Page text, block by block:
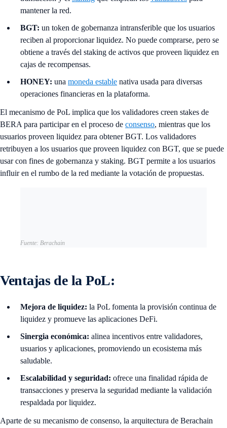
mantener la red.
BGT: un token de gobernanza intransferible que los usuarios
reciben al proporcionar liquidez. No puede comprarse, pero se
obtiene a través del staking de activos que proveen liquidez en
cajas de recompensas.
HONEY: una moneda estable nativa usada para diversas
operaciones financieras en la plataforma.
El mecanismo de PoL implica que los validadores creen stakes de
BERA para participar en el proceso de consenso, mientras que los
usuarios proveen liquidez para obtener BGT. Los validadores
retribuyen a los usuarios que proveen liquidez con BGT, que se puede
usar con fines de gobernanza y staking. BGT permite a los usuarios
influir en el rumbo de la red mediante la votación de propuestas.
Fuente: Berachain
Ventajas de la PoL:
Mejora de liquidez: la PoL fomenta la provisión continua de
liquidez y promueve las aplicaciones DeFi.
Sinergia económica: alinea incentivos entre validadores,
usuarios y aplicaciones, promoviendo un ecosistema más
saludable.
Escalabilidad y seguridad: ofrece una finalidad rápida de
transacciones y preserva la seguridad mediante la validación
respaldada por liquidez.
Aparte de su mecanismo de consenso, la arquitectura de Berachain